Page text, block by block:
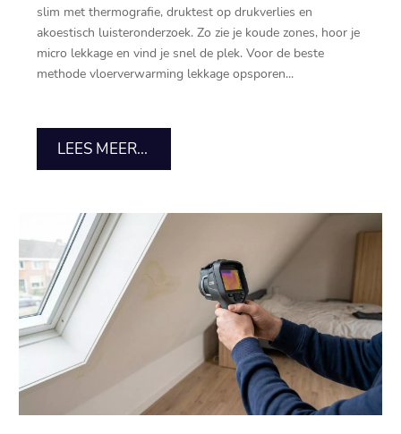
slim met thermografie, druktest op drukverlies en
akoestisch luisteronderzoek.​ Zo zie je koude zones, hoor je
micro lekkage en vind je snel de plek.​ Voor de beste
methode vloerverwarming lekkage opsporen...
LEES MEER...